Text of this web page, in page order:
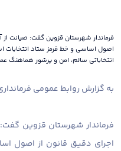
فرماندار شهرستان قزوین گفت: صیانت از
اصول اساسی و خط قرمز ستاد انتخابات
انتخاباتی سالم، امن و پرشور هماهنگ
به گزارش روابط عمومی
فرماندار شهرستان قزوین
اجرای دقیق قانون از اصول